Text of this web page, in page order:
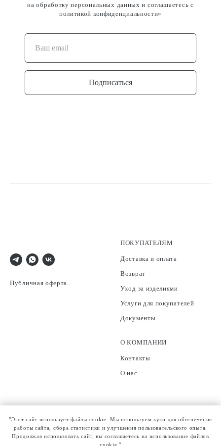
"Этот сайт использует файлы cookie. Мы используем куки для обеспечения
работы сайта, сбора статистики и улучшения пользовательского опыта.
Продолжая использовать сайт, вы соглашаетесь на использование файлов
cookie."
на обработку персональных данных и соглашаетесь c
политикой конфиденциальности»
Подписаться
Публичная оферта.
ПОКУПАТЕЛЯМ
Доставка и оплата
Возврат
Уход за изделиями
Услуги для покупателей
Документы
О КОМПАНИИ
Контакты
О нас